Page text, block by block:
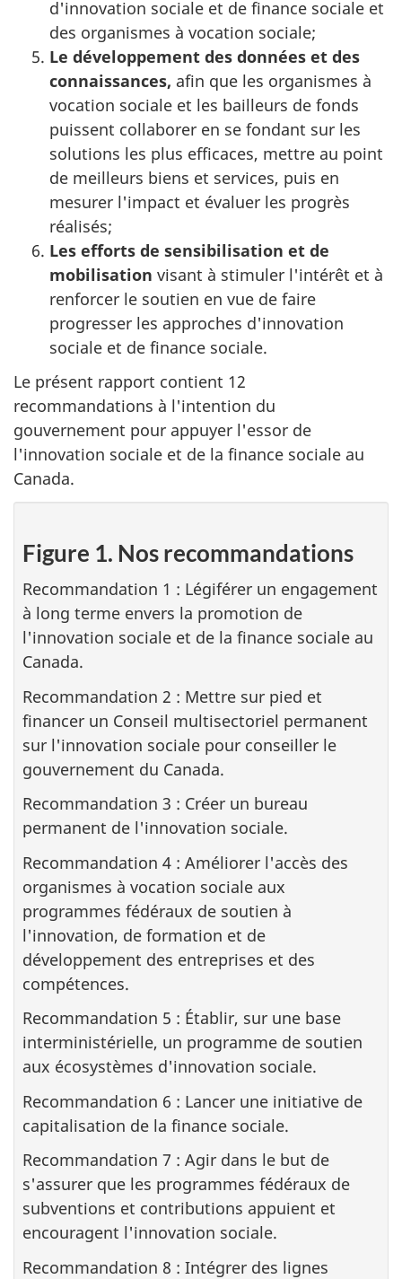
d'innovation sociale et de finance sociale et
des organismes à vocation sociale;
Le développement des données et des
connaissances, afin que les organismes à
vocation sociale et les bailleurs de fonds
puissent collaborer en se fondant sur les
solutions les plus efficaces, mettre au point
de meilleurs biens et services, puis en
mesurer l'impact et évaluer les progrès
réalisés;
Les efforts de sensibilisation et de
mobilisation visant à stimuler l'intérêt et à
renforcer le soutien en vue de faire
progresser les approches d'innovation
sociale et de finance sociale.
Le présent rapport contient 12
recommandations à l'intention du
gouvernement pour appuyer l'essor de
l'innovation sociale et de la finance sociale au
Canada.
Figure 1. Nos recommandations
Recommandation 1 : Légiférer un engagement
à long terme envers la promotion de
l'innovation sociale et de la finance sociale au
Canada.
Recommandation 2 : Mettre sur pied et
financer un Conseil multisectoriel permanent
sur l'innovation sociale pour conseiller le
gouvernement du Canada.
Recommandation 3 : Créer un bureau
permanent de l'innovation sociale.
Recommandation 4 : Améliorer l'accès des
organismes à vocation sociale aux
programmes fédéraux de soutien à
l'innovation, de formation et de
développement des entreprises et des
compétences.
Recommandation 5 : Établir, sur une base
interministérielle, un programme de soutien
aux écosystèmes d'innovation sociale.
Recommandation 6 : Lancer une initiative de
capitalisation de la finance sociale.
Recommandation 7 : Agir dans le but de
s'assurer que les programmes fédéraux de
subventions et contributions appuient et
encouragent l'innovation sociale.
Recommandation 8 : Intégrer des lignes